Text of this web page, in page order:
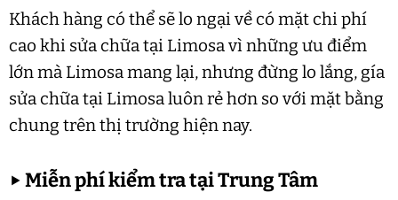
Khách hàng có thể sẽ lo ngại về có mặt chi phí
cao khi sửa chữa tại Limosa vì những ưu điểm
lớn mà Limosa mang lại, nhưng đừng lo lắng, gía
sửa chữa tại Limosa luôn rẻ hơn so với mặt bằng
chung trên thị trường hiện nay.
▶Miễn phí kiểm tra tại Trung Tâm